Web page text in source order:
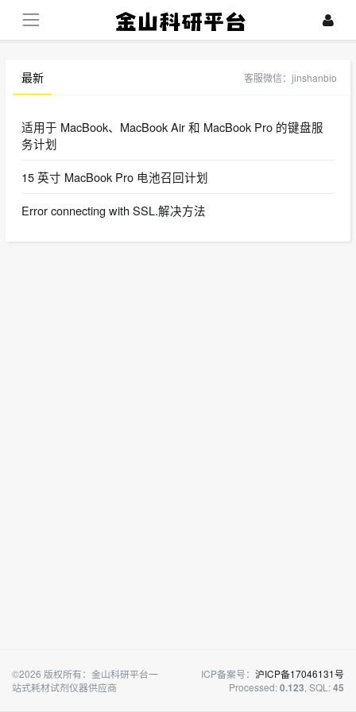
最新 客服微信：jinshanbio
适用于 MacBook、MacBook Air 和 MacBook Pro 的键盘服
务计划
15 英寸 MacBook Pro 电池召回计划
Error connecting with SSL.解决方法
©2026 版权所有：金山科研平台一
站式耗材试剂仪器供应商
ICP备案号： 沪ICP备17046131号
Processed:0.123, SQL:45